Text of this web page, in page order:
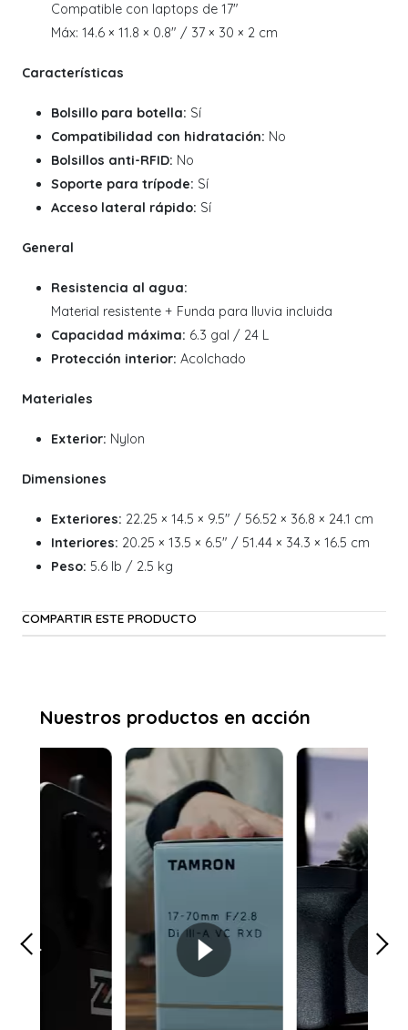
Compatible con laptops de 17"
Máx: 14.6 × 11.8 × 0.8" / 37 × 30 × 2 cm
Características
Bolsillo para botella: Sí
Compatibilidad con hidratación: No
Bolsillos anti-RFID: No
Soporte para trípode: Sí
Acceso lateral rápido: Sí
General
Resistencia al agua:
Material resistente + Funda para lluvia incluida
Capacidad máxima: 6.3 gal / 24 L
Protección interior: Acolchado
Materiales
Exterior: Nylon
Dimensiones
Exteriores: 22.25 × 14.5 × 9.5" / 56.52 × 36.8 × 24.1 cm
Interiores: 20.25 × 13.5 × 6.5" / 51.44 × 34.3 × 16.5 cm
Peso: 5.6 lb / 2.5 kg
COMPARTIR ESTE PRODUCTO